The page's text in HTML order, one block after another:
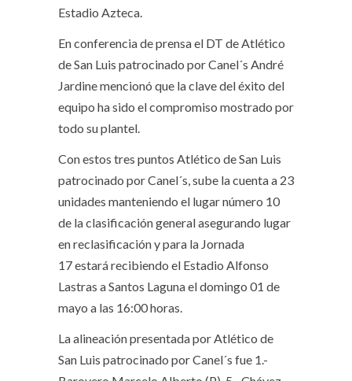
Estadio Azteca.
En conferencia de prensa el DT de Atlético
de San Luis patrocinado por Canel´s André
Jardine mencionó que la clave del éxito del
equipo ha sido el compromiso mostrado por
todo su plantel.
Con estos tres puntos Atlético de San Luis
patrocinado por Canel´s, sube la cuenta a 23
unidades manteniendo el lugar número 10
de la clasificación general asegurando lugar
en reclasificación y para la Jornada
17 estará recibiendo el Estadio Alfonso
Lastras a Santos Laguna el domingo 01 de
mayo a las 16:00 horas.
La alineación presentada por Atlético de
San Luis patrocinado por Canel´s fue 1.-